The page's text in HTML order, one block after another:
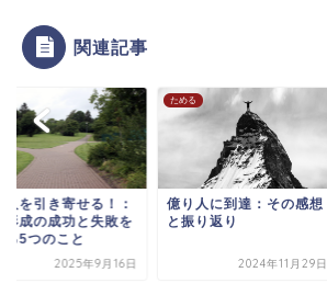
関連記事
人を引き寄せる！：
形成の成功と失敗を
る5つのこと
2025年9月16日
ためる
億り人に到達：その感想
と振り返り
2024年11月29日